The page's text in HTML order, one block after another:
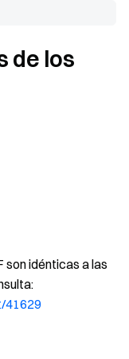
de los
son idénticas a las
41629